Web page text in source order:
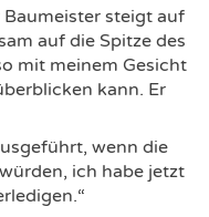
steigt auf
auf die Spitze des
mit meinem Gesicht
kann. Er
wenn die
ich habe jetzt